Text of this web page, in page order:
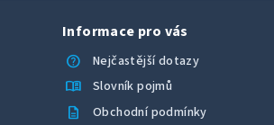
Informace pro vás
help
Nejčastější dotazy
menu_book Slovník pojmů
description Obchodní podmínky